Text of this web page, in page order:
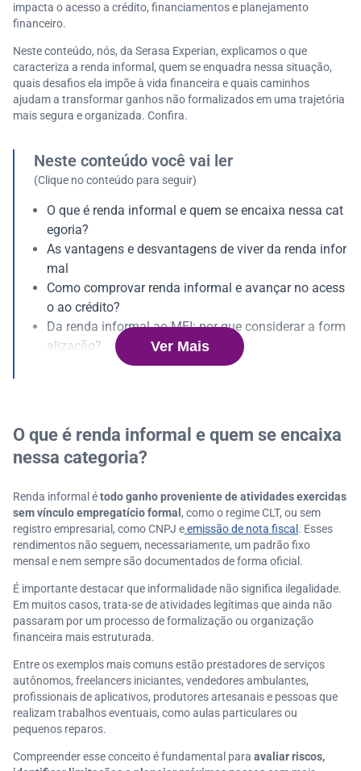
impacta o acesso a crédito, financiamentos e planejamento
financeiro.
Neste conteúdo, nós, da Serasa Experian, explicamos o que
caracteriza a renda informal, quem se enquadra nessa situação,
quais desafios ela impõe à vida financeira e quais caminhos
ajudam a transformar ganhos não formalizados em uma trajetória
mais segura e organizada. Confira.
Neste conteúdo você vai ler
(Clique no conteúdo para seguir)
O que é renda informal e quem se encaixa nessa cat
egoria?
As vantagens e desvantagens de viver da renda infor
mal
Como comprovar renda informal e avançar no acess
o ao crédito?
Da renda informal ao MEI: por que considerar a form
alização?
O papel da Serasa Experian na jornada de quem vive
Ver Mais
O que é renda informal e quem se encaixa
nessa categoria?
Renda informal étodo ganho proveniente de atividades exercidas
sem vínculo empregatício formal , como o regime CLT, ou sem
registro empresarial, como CNPJ eemissão de nota fiscal . Esses
rendimentos não seguem, necessariamente, um padrão fixo
mensal e nem sempre são documentados de forma oficial.
É importante destacar que informalidade não significa ilegalidade.
Em muitos casos, trata-se de atividades legítimas que ainda não
passaram por um processo de formalização ou organização
financeira mais estruturada.
Entre os exemplos mais comuns estão prestadores de serviços
autônomos, freelancers iniciantes, vendedores ambulantes,
profissionais de aplicativos, produtores artesanais e pessoas que
realizam trabalhos eventuais, como aulas particulares ou
pequenos reparos.
Compreender esse conceito é fundamental para avaliar riscos,